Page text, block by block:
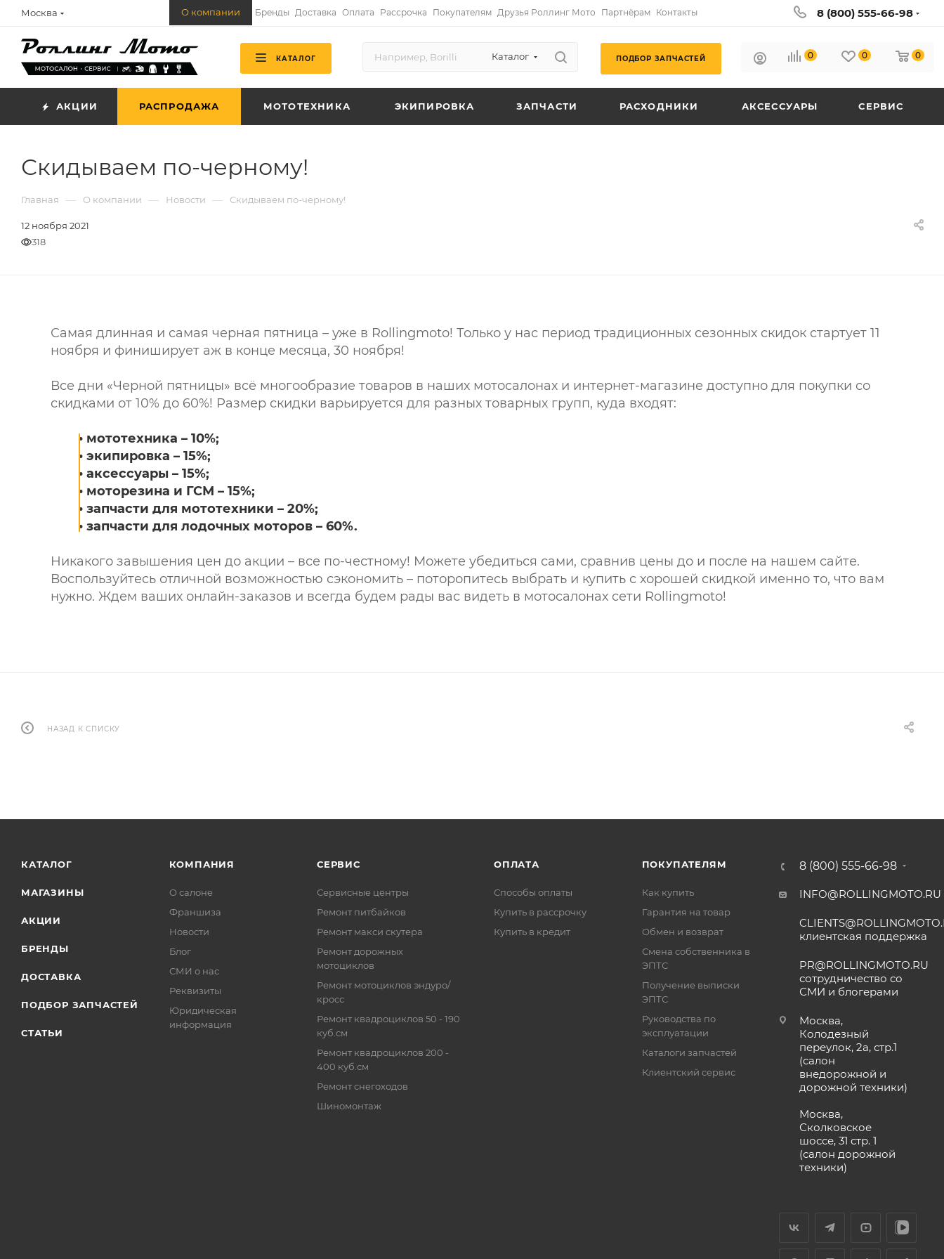
Москва О компании Бренды Доставка Оплата Рассрочка Покупателям Друзья Роллинг Мото Партнёрам Контакты 8 (800) 555-66-98
КАТАЛОГ Каталог ПОДБОР ЗАПЧАСТЕЙ 0 0 0
АКЦИИ РАСПРОДАЖА МОТОТЕХНИКА ЭКИПИРОВКА ЗАПЧАСТИ РАСХОДНИКИ АКСЕССУАРЫ СЕРВИС
Скидываем по-черному!
Главная — О компании — Новости — Скидываем по-черному!
12 ноября 2021
318
Самая длинная и самая черная пятница – уже в Rollingmoto! Только у нас период традиционных сезонных скидок стартует 11
ноября и финиширует аж в конце месяца, 30 ноября!
Все дни «Черной пятницы» всё многообразие товаров в наших мотосалонах и интернет-магазине доступно для покупки со
скидками от 10% до 60%! Размер скидки варьируется для разных товарных групп, куда входят:
• мототехника – 10%;
• экипировка – 15%;
• аксессуары – 15%;
• моторезина и ГСМ – 15%;
• запчасти для мототехники – 20%;
• запчасти для лодочных моторов – 60%.
Никакого завышения цен до акции – все по-честному! Можете убедиться сами, сравнив цены до и после на нашем сайте.
Воспользуйтесь отличной возможностью сэкономить – поторопитесь выбрать и купить с хорошей скидкой именно то, что вам
нужно. Ждем ваших онлайн-заказов и всегда будем рады вас видеть в мотосалонах сети Rollingmoto!
НАЗАД К СПИСКУ
КАТАЛОГ
МАГАЗИНЫ
АКЦИИ
БРЕНДЫ
ДОСТАВКА
ПОДБОР ЗАПЧАСТЕЙ
СТАТЬИ
КОМПАНИЯ
О салоне
Франшиза
Новости
Блог
СМИ о нас
Реквизиты
Юридическая
информация
СЕРВИС
Сервисные центры
Ремонт питбайков
Ремонт макси скутера
Ремонт дорожных
мотоциклов
Ремонт мотоциклов эндуро/
кросс
Ремонт квадроциклов 50 - 190
куб.см
Ремонт квадроциклов 200 -
400 куб.см
Ремонт снегоходов
Шиномонтаж
ОПЛАТА
Способы оплаты
Купить в рассрочку
Купить в кредит
ПОКУПАТЕЛЯМ
Как купить
Гарантия на товар
Обмен и возврат
Смена собственника в
ЭПТС
Получение выписки
ЭПТС
Руководства по
эксплуатации
Каталоги запчастей
Клиентский сервис
8 (800) 555-66-98
INFO@ROLLINGMOTO.RU
клиентская поддержка
PR@ROLLINGMOTO.RU
сотрудничество со
СМИ и блогерами
Москва,
Колодезный
переулок, 2а, стр.1
(салон
внедорожной и
дорожной техники)
Москва,
Сколковское
шоссе, 31 стр. 1
(салон дорожной
техники)